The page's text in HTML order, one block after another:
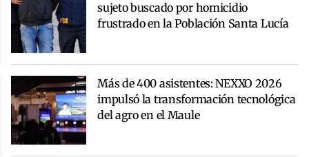
sujeto buscado por homicidio
frustrado en la Población Santa Lucía
Más de 400 asistentes: NEXXO 2026
impulsó la transformación tecnológica
del agro en el Maule